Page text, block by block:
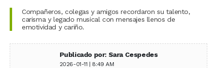
Compañeros, colegas y amigos recordaron su talento,
carisma y legado musical con mensajes llenos de
emotividad y cariño.
Publicado por: Sara Cespedes
2026-01-11 | 8:49 AM